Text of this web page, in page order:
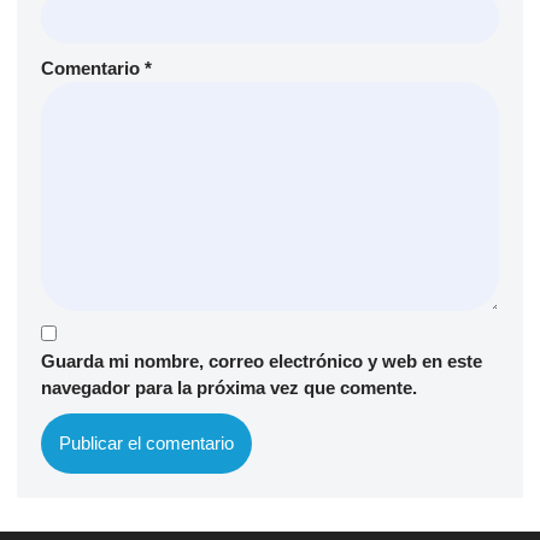
Comentario *
Guarda mi nombre, correo electrónico y web en este
navegador para la próxima vez que comente.